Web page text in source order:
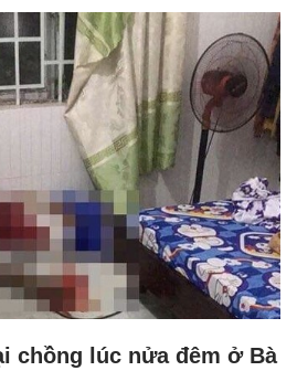
chồng lúc nửa đêm ở Bà